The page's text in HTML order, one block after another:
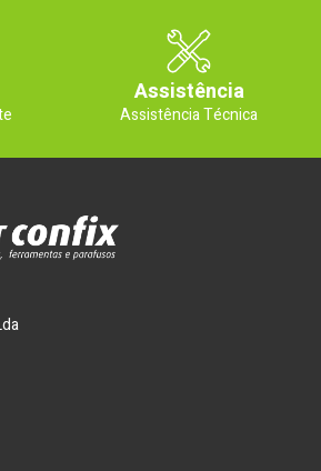
Assistência
Assistência Técnica